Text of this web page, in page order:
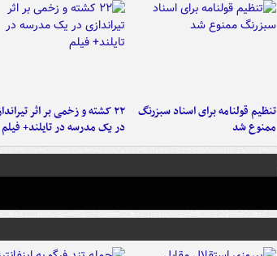
تنظیم قولنامه برای اسناد سبزرنگ
ممنوع شد
۲۲ کشته و زخمی بر اثر
در یک مدرسه در تایلند+ فیلم